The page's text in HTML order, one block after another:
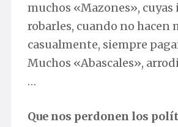
muchos «Mazones»,
robarles, cuando no hacen
casualmente, siempre
Muchos «Abascales»,
…
Que nos perdonen los